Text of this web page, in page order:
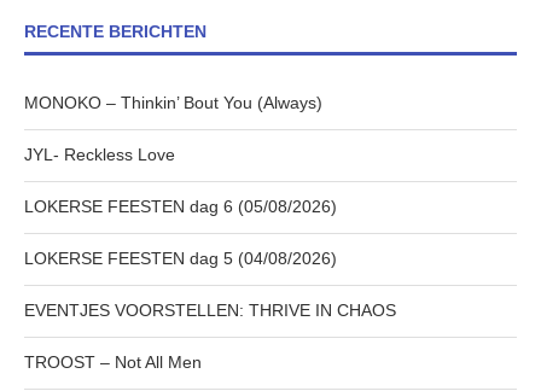
RECENTE BERICHTEN
MONOKO – Thinkin’ Bout You (Always)
JYL- Reckless Love
LOKERSE FEESTEN dag 6 (05/08/2026)
LOKERSE FEESTEN dag 5 (04/08/2026)
EVENTJES VOORSTELLEN: THRIVE IN CHAOS
TROOST – Not All Men